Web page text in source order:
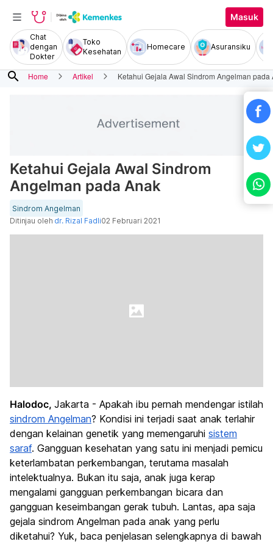
Masuk
Chat
dengan
Dokter
Toko
Kesehatan
Homecare Asuransiku
search Home Artikel Ketahui Gejala Awal Sindrom Angelman pada
Ketahui Gejala Awal Sindrom
Angelman pada Anak
Sindrom Angelman
Ditinjau oleh dr. Rizal Fadli02 Februari 2021
Halodoc, Jakarta - Apakah ibu pernah mendengar istilah
sindrom Angelman? Kondisi ini terjadi saat anak terlahir
dengan kelainan genetik yang memengaruhi sistem
saraf. Gangguan kesehatan yang satu ini menjadi pemicu
keterlambatan perkembangan, terutama masalah
intelektualnya. Bukan itu saja, anak juga kerap
mengalami gangguan perkembangan bicara dan
gangguan keseimbangan gerak tubuh. Lantas, apa saja
gejala sindrom Angelman pada anak yang perlu
diketahui? Yuk, baca penjelasan selengkapnya di bawah